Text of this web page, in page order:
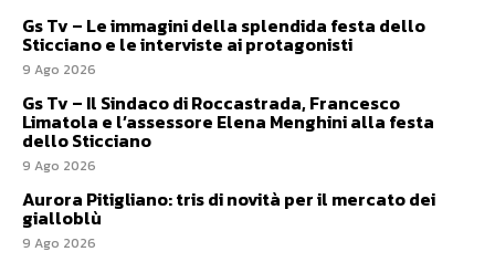
Gs Tv – Le immagini della splendida festa dello
Sticciano e le interviste ai protagonisti
9 Ago 2026
Gs Tv – Il Sindaco di Roccastrada, Francesco
Limatola e l’assessore Elena Menghini alla festa
dello Sticciano
9 Ago 2026
Aurora Pitigliano: tris di novità per il mercato dei
gialloblù
9 Ago 2026